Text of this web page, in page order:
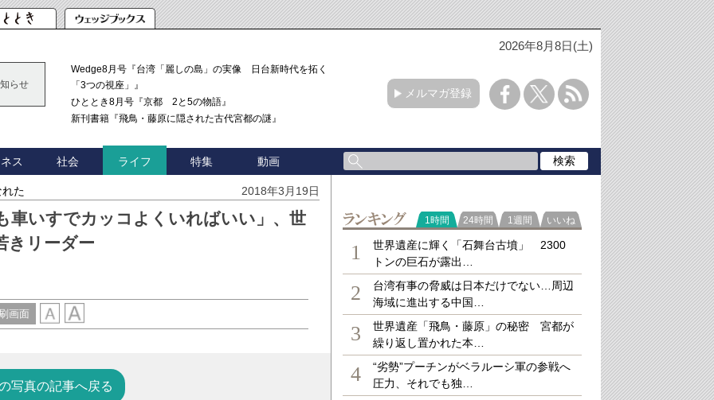
2026年8月8日(土)
らせ
Wedge8月号『台湾「麗しの島」の実像 日台新時代を拓く
「3つの視座」』
ひととき8月号『京都 2と5の物語』
新刊書籍『飛鳥・藤原に隠された古代宮都の謎』
メルマガ登録
ス 社会 ライフ 特集 動画
た 2018年3月19日
車いすでカッコよくいればいい」、世
きリーダー
画面
写真の記事へ戻る
ラ
1時間 24時間 1週間 いいね
1
世界遺産に輝く「石舞台古墳」 2300
トンの巨石が露出…
2
台湾有事の脅威は日本だけでない…周辺
海域に進出する中国…
3
世界遺産「飛鳥・藤原」の秘密 宮都が
繰り返し置かれた本…
4
“劣勢”プーチンがベラルーシ軍の参戦へ
圧力、それでも独…